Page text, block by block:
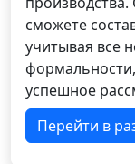
сможете
учитывая все
успешное
Перейти в